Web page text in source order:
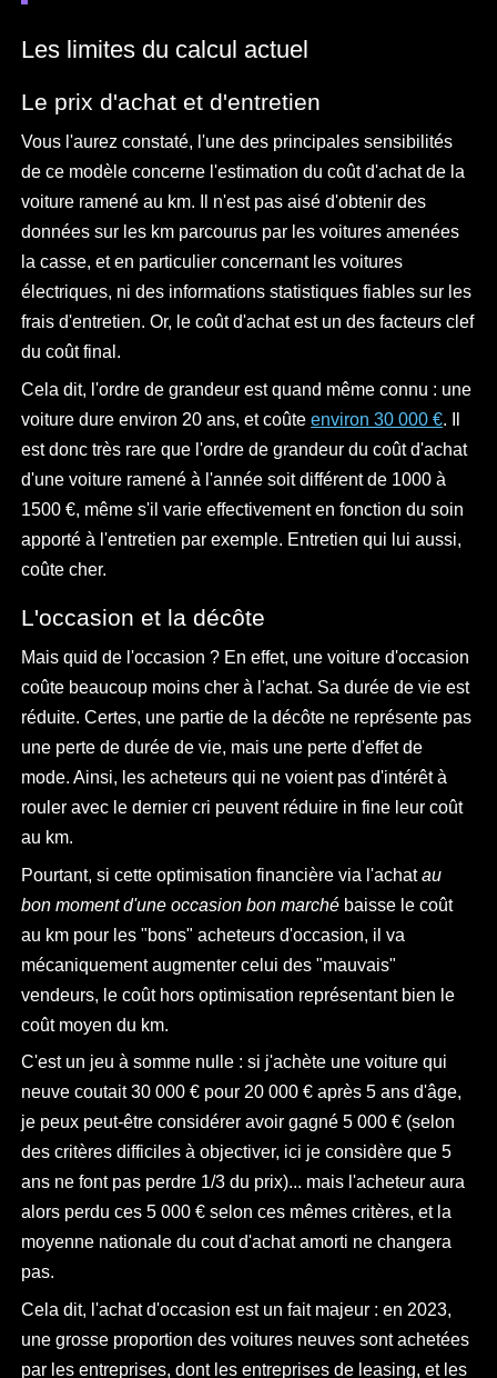
Les limites du calcul actuel
Le prix d'achat et d'entretien
Vous l'aurez constaté, l'une des principales sensibilités
de ce modèle concerne l'estimation du coût d'achat de la
voiture ramené au km. Il n'est pas aisé d'obtenir des
données sur les km parcourus par les voitures amenées
la casse, et en particulier concernant les voitures
électriques, ni des informations statistiques fiables sur les
frais d'entretien. Or, le coût d'achat est un des facteurs clef
du coût final.
Cela dit, l'ordre de grandeur est quand même connu : une
voiture dure environ 20 ans, et coûteenviron 30 000 €. Il
est donc très rare que l'ordre de grandeur du coût d'achat
d'une voiture ramené à l'année soit différent de 1000 à
1500 €, même s'il varie effectivement en fonction du soin
apporté à l'entretien par exemple. Entretien qui lui aussi,
coûte cher.
L'occasion et la décôte
Mais quid de l'occasion ? En effet, une voiture d'occasion
coûte beaucoup moins cher à l'achat. Sa durée de vie est
réduite. Certes, une partie de la décôte ne représente pas
une perte de durée de vie, mais une perte d'effet de
mode. Ainsi, les acheteurs qui ne voient pas d'intérêt à
rouler avec le dernier cri peuvent réduire in fine leur coût
au km.
Pourtant, si cette optimisation financière via l'achatau
bon moment d'une occasion bon marché baisse le coût
au km pour les "bons" acheteurs d'occasion, il va
mécaniquement augmenter celui des "mauvais"
vendeurs, le coût hors optimisation représentant bien le
coût moyen du km.
C'est un jeu à somme nulle : si j'achète une voiture qui
neuve coutait 30 000 € pour 20 000 € après 5 ans d'âge,
je peux peut-être considérer avoir gagné 5 000 € (selon
des critères difficiles à objectiver, ici je considère que 5
ans ne font pas perdre 1/3 du prix)... mais l'acheteur aura
alors perdu ces 5 000 € selon ces mêmes critères, et la
moyenne nationale du cout d'achat amorti ne changera
pas.
Cela dit, l'achat d'occasion est un fait majeur : en 2023,
une grosse proportion des voitures neuves sont achetées
par les entreprises, dont les entreprises de leasing, et les